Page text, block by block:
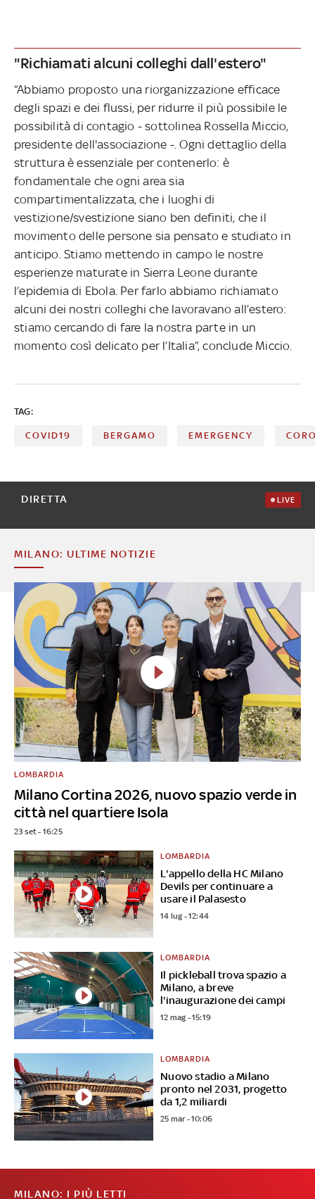
"Richiamati alcuni colleghi dall'estero"
“Abbiamo proposto una riorganizzazione efficace
degli spazi e dei flussi, per ridurre il più possibile le
possibilità di contagio - sottolinea Rossella Miccio,
presidente dell'associazione -. Ogni dettaglio della
struttura è essenziale per contenerlo: è
fondamentale che ogni area sia
compartimentalizzata, che i luoghi di
vestizione/svestizione siano ben definiti, che il
movimento delle persone sia pensato e studiato in
anticipo. Stiamo mettendo in campo le nostre
esperienze maturate in Sierra Leone durante
l’epidemia di Ebola. Per farlo abbiamo richiamato
alcuni dei nostri colleghi che lavoravano all’estero:
stiamo cercando di fare la nostra parte in un
momento così delicato per l’Italia”, conclude Miccio.
TAG:
COVID19 BERGAMO EMERGENCY
DIRETTA LIVE
MILANO: ULTIME NOTIZIE
Milano Cortina 2026, nuovo spazio verde in
città nel quartiere Isola
LOMBARDIA
23 set - 16:25
L'appello della HC Milano
Devils per continuare a
usare il Palasesto
LOMBARDIA
14 lug - 12:44
Il pickleball trova spazio a
Milano, a breve
l'inaugurazione dei campi
LOMBARDIA
12 mag - 15:19
Nuovo stadio a Milano
pronto nel 2031, progetto
da 1,2 miliardi
LOMBARDIA
25 mar - 10:06
MILANO: I PIÙ LETTI